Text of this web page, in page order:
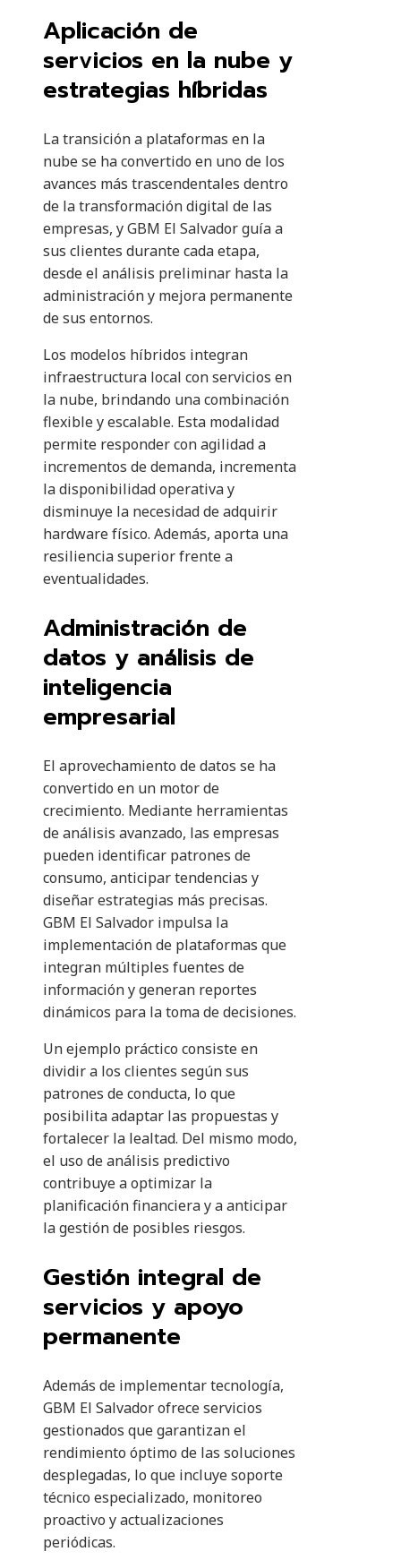
Aplicación de
servicios en la nube y
estrategias híbridas
La transición a plataformas en la
nube se ha convertido en uno de los
avances más trascendentales dentro
de la transformación digital de las
empresas, y GBM El Salvador guía a
sus clientes durante cada etapa,
desde el análisis preliminar hasta la
administración y mejora permanente
de sus entornos.
Los modelos híbridos integran
infraestructura local con servicios en
la nube, brindando una combinación
flexible y escalable. Esta modalidad
permite responder con agilidad a
incrementos de demanda, incrementa
la disponibilidad operativa y
disminuye la necesidad de adquirir
hardware físico. Además, aporta una
resiliencia superior frente a
eventualidades.
Administración de
datos y análisis de
inteligencia
empresarial
El aprovechamiento de datos se ha
convertido en un motor de
crecimiento. Mediante herramientas
de análisis avanzado, las empresas
pueden identificar patrones de
consumo, anticipar tendencias y
diseñar estrategias más precisas.
GBM El Salvador impulsa la
implementación de plataformas que
integran múltiples fuentes de
información y generan reportes
dinámicos para la toma de decisiones.
Un ejemplo práctico consiste en
dividir a los clientes según sus
patrones de conducta, lo que
posibilita adaptar las propuestas y
fortalecer la lealtad. Del mismo modo,
el uso de análisis predictivo
contribuye a optimizar la
planificación financiera y a anticipar
la gestión de posibles riesgos.
Gestión integral de
servicios y apoyo
permanente
Además de implementar tecnología,
GBM El Salvador ofrece servicios
gestionados que garantizan el
rendimiento óptimo de las soluciones
desplegadas, lo que incluye soporte
técnico especializado, monitoreo
proactivo y actualizaciones
periódicas.